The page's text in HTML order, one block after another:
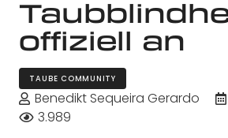
offiziell an
TAUBE COMMUNITY
Benedikt Sequeira Gerardo
3.989